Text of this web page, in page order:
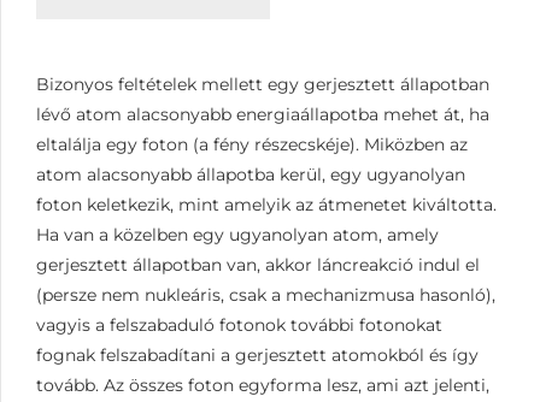
Bizonyos feltételek mellett egy gerjesztett állapotban
lévő atom alacsonyabb energiaállapotba mehet át, ha
eltalálja egy foton (a fény részecskéje). Miközben az
atom alacsonyabb állapotba kerül, egy ugyanolyan
foton keletkezik, mint amelyik az átmenetet kiváltotta.
Ha van a közelben egy ugyanolyan atom, amely
gerjesztett állapotban van, akkor láncreakció indul el
(persze nem nukleáris, csak a mechanizmusa hasonló),
vagyis a felszabaduló fotonok további fotonokat
fognak felszabadítani a gerjesztett atomokból és így
tovább. Az összes foton egyforma lesz, ami azt jelenti,